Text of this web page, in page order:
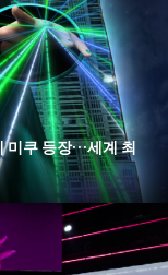
미쿠 등장…세계 최